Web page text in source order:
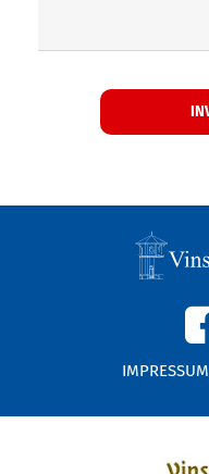
IMPRESSUM